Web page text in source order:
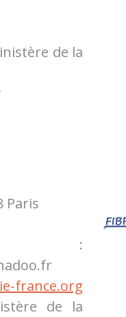
de la
Paris
:
france.org
de la